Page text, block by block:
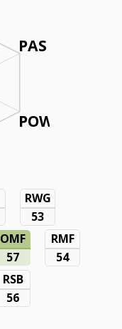
PAS
POW
RWG
53
OMF
57
RMF
54
RSB
56